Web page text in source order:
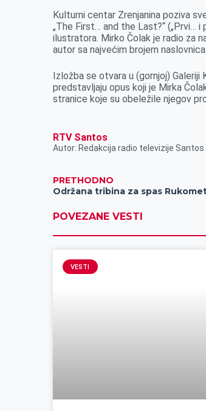
nA
p
p
l
Kulturni centar Zrenjanina poziva
„The First… and the Last?“ („Prvi…
ilustratora. Mirko Čolak je radio za
autor sa najvećim brojem
Izložba se otvara u (gornjoj)
predstavljaju opus koji je Mirka
stranice koje su obeležile njegov
RTV Santos
Autor: Redakcija radio televizije Santos
PRETHODNO
POVEZANE VESTI
VESTI